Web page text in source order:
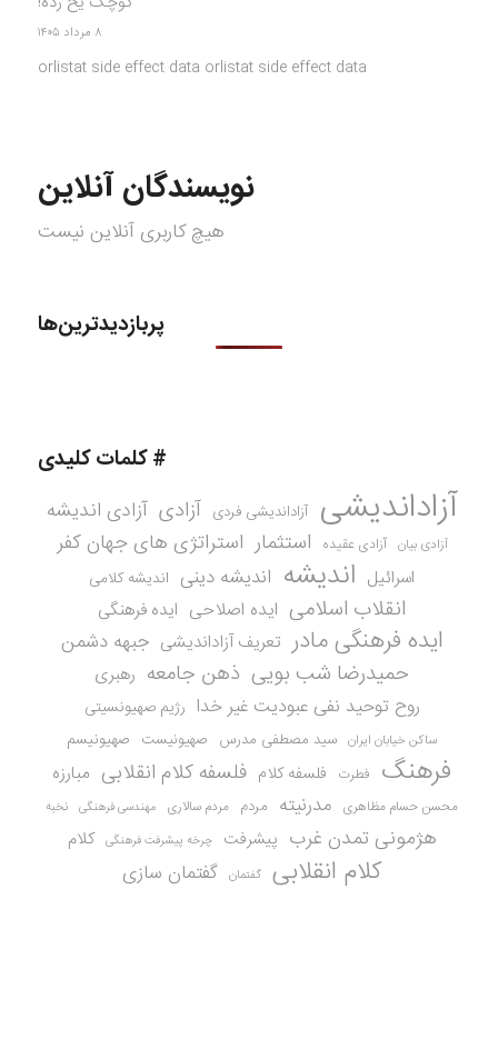
۸ مرداد ۱۴۰۵
orlistat side effect data orlistat side effect data
نویسندگان آنلاین
هیچ کاربری آنلاین نیست
پربازدیدترین‌ها
# کلمات کلیدی
آزاداندیشی آزاداندیشی فردی آزادی آزادی اندیشه
آزادی بیان آزادی عقیده استثمار استراتژی های جهان کفر
اسرائیل اندیشه اندیشه دینی اندیشه کلامی
انقلاب اسلامی ایده اصلاحی ایده فرهنگی
ایده فرهنگی مادر تعریف آزاداندیشی جبهه دشمن
حمیدرضا شب بویی ذهن جامعه رهبری
روح توحید نفی عبودیت غیر خدا رژیم صهیونسیتی
ساکن خیابان ایران سید مصطفی مدرس صهیونیست صهیونیسم
فرهنگ فطرت فلسفه کلام فلسفه کلام انقلابی مبارزه
محسن حسام مظاهری مدرنیته مردم مردم سالاری مهندسی فرهنگی نخبه
هژمونی تمدن غرب پیشرفت چرخه پیشرفت فرهنگی کلام
کلام انقلابی گفتمان گفتمان سازی